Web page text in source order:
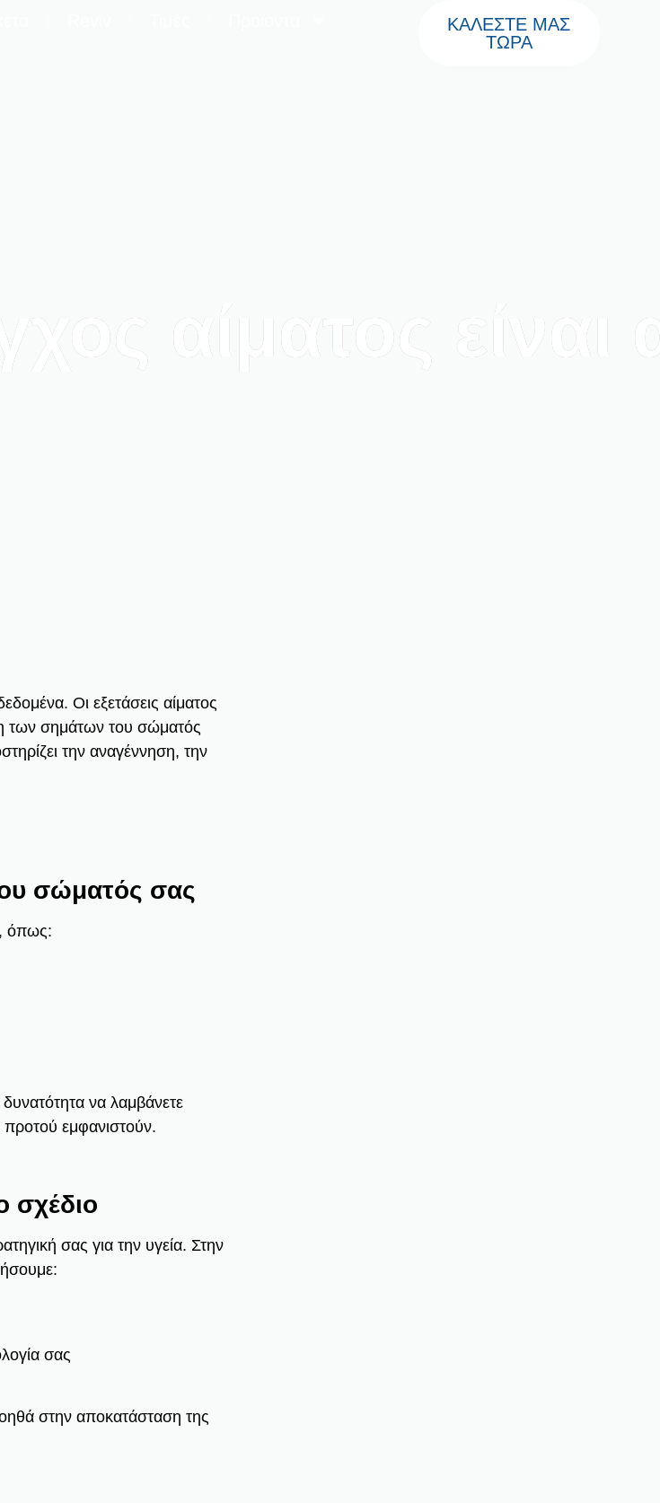
ΚΑΛΕΣΤΕ ΜΑΣ
ΤΩΡΑ
Οι εξετάσεις αίματος
των σημάτων του σώματός
την αναγέννηση, την
σώματός σας
όπως:
να λαμβάνετε
εμφανιστούν.
σχέδιο
σας για την υγεία. Στην
σας
στην αποκατάσταση της